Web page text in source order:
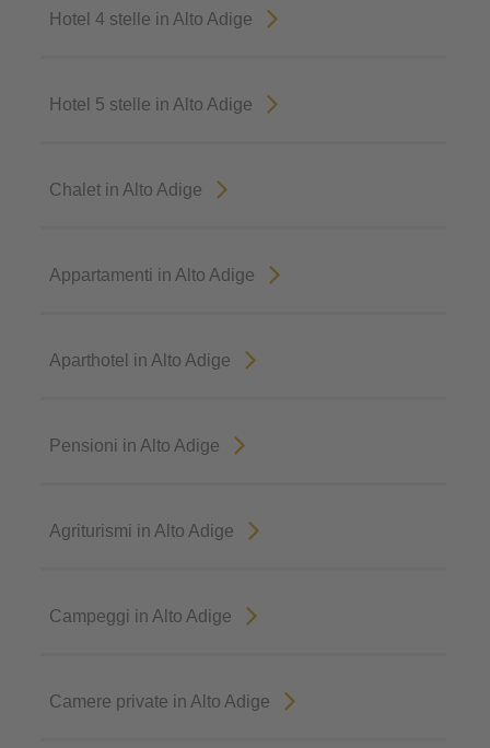
Hotel 4 stelle in Alto Adige
Hotel 5 stelle in Alto Adige
Chalet in Alto Adige
Appartamenti in Alto Adige
Aparthotel in Alto Adige
Pensioni in Alto Adige
Agriturismi in Alto Adige
Campeggi in Alto Adige
Camere private in Alto Adige